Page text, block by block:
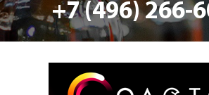
+7 (496) 266-